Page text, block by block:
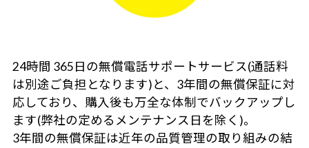
24時間 365日の無償電話サポートサービス(通話料
は別途ご負担となります)と、3年間の無償保証に対
応しており、購入後も万全な体制でバックアップし
ます(弊社の定めるメンテナンス日を除く)。
3年間の無償保証は近年の品質管理の取り組みの結